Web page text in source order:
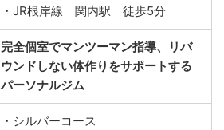
・JR根岸線 関内駅 徒歩5分
完全個室でマンツーマン指導、リバ
ウンドしない体作りをサポートする
パーソナルジム
・シルバーコース